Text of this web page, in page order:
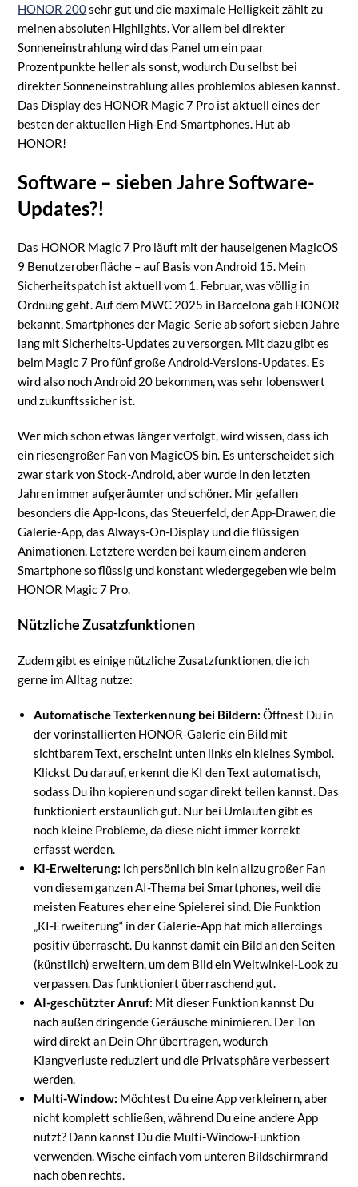
HONOR 200sehr gut und die maximale Helligkeit zählt zu
meinen absoluten Highlights. Vor allem bei direkter
Sonneneinstrahlung wird das Panel um ein paar
Prozentpunkte heller als sonst, wodurch Du selbst bei
direkter Sonneneinstrahlung alles problemlos ablesen kannst.
Das Display des HONOR Magic 7 Pro ist aktuell eines der
besten der aktuellen High-End-Smartphones. Hut ab
HONOR!
Software – sieben Jahre Software-
Updates?!
Das HONOR Magic 7 Pro läuft mit der hauseigenen MagicOS
9 Benutzeroberfläche – auf Basis von Android 15. Mein
Sicherheitspatch ist aktuell vom 1. Februar, was völlig in
Ordnung geht. Auf dem MWC 2025 in Barcelona gab HONOR
bekannt, Smartphones der Magic-Serie ab sofort sieben Jahre
lang mit Sicherheits-Updates zu versorgen. Mit dazu gibt es
beim Magic 7 Pro fünf große Android-Versions-Updates. Es
wird also noch Android 20 bekommen, was sehr lobenswert
und zukunftssicher ist.
Wer mich schon etwas länger verfolgt, wird wissen, dass ich
ein riesengroßer Fan von MagicOS bin. Es unterscheidet sich
zwar stark von Stock-Android, aber wurde in den letzten
Jahren immer aufgeräumter und schöner. Mir gefallen
besonders die App-Icons, das Steuerfeld, der App-Drawer, die
Galerie-App, das Always-On-Display und die flüssigen
Animationen. Letztere werden bei kaum einem anderen
Smartphone so flüssig und konstant wiedergegeben wie beim
HONOR Magic 7 Pro.
Nützliche Zusatzfunktionen
Zudem gibt es einige nützliche Zusatzfunktionen, die ich
gerne im Alltag nutze:
Automatische Texterkennung bei Bildern: Öffnest Du in
der vorinstallierten HONOR-Galerie ein Bild mit
sichtbarem Text, erscheint unten links ein kleines Symbol.
Klickst Du darauf, erkennt die KI den Text automatisch,
sodass Du ihn kopieren und sogar direkt teilen kannst. Das
funktioniert erstaunlich gut. Nur bei Umlauten gibt es
noch kleine Probleme, da diese nicht immer korrekt
erfasst werden.
KI-Erweiterung: ich persönlich bin kein allzu großer Fan
von diesem ganzen AI-Thema bei Smartphones, weil die
meisten Features eher eine Spielerei sind. Die Funktion
„KI-Erweiterung“ in der Galerie-App hat mich allerdings
positiv überrascht. Du kannst damit ein Bild an den Seiten
(künstlich) erweitern, um dem Bild ein Weitwinkel-Look zu
verpassen. Das funktioniert überraschend gut.
AI-geschützter Anruf: Mit dieser Funktion kannst Du
nach außen dringende Geräusche minimieren. Der Ton
wird direkt an Dein Ohr übertragen, wodurch
Klangverluste reduziert und die Privatsphäre verbessert
werden.
Multi-Window: Möchtest Du eine App verkleinern, aber
nicht komplett schließen, während Du eine andere App
nutzt? Dann kannst Du die Multi-Window-Funktion
verwenden. Wische einfach vom unteren Bildschirmrand
nach oben rechts.